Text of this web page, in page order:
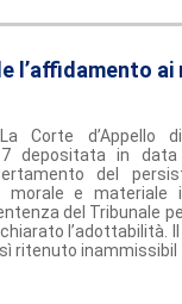
l’affidamento ai
La Corte d’Appello
depositata in data
del
morale e
del Tribunale
l’adottabilità.
ritenuto inammissibil